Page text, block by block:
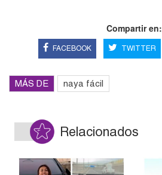
Compartir en:
FACEBOOK TWITTER
MÁS DE naya fácil
Relacionados